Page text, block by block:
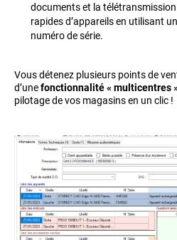
documents et la
rapides d’appareils en utilisant
numéro de série.
Vous détenez plusieurs points de
d’unefonctionnalité « multicentres
pilotage de vos magasins en un clic !
Item
Carrousel
Image